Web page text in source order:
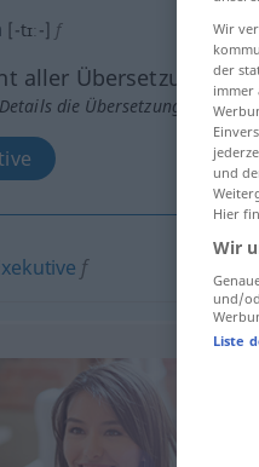
[-tɪː-] f
aller Übersetzungen
die Übersetzung
f
Wir
der
immer
und
Hier
Wir
und/
Liste